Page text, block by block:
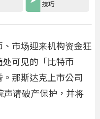
技巧
市场迎来机构资金狂
可见的「比特币
那斯达克上市公司
声请破产保护，并将